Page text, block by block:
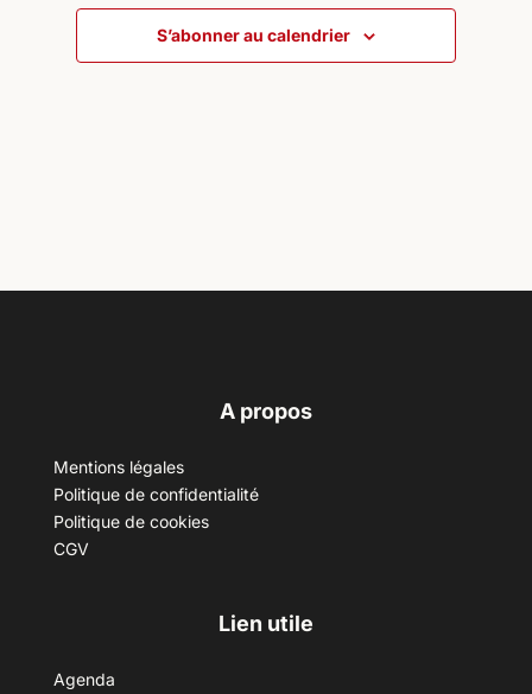
S’abonner au calendrier
A propos
Mentions légales
Politique de confidentialité
Politique de cookies
CGV
Lien utile
Agenda